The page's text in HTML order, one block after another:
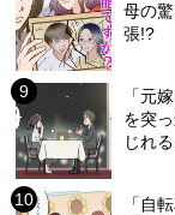
母の
張!?
「元
を突
じれ
「自